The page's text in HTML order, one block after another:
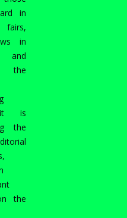
in
fairs,
in
the
it is
the
the